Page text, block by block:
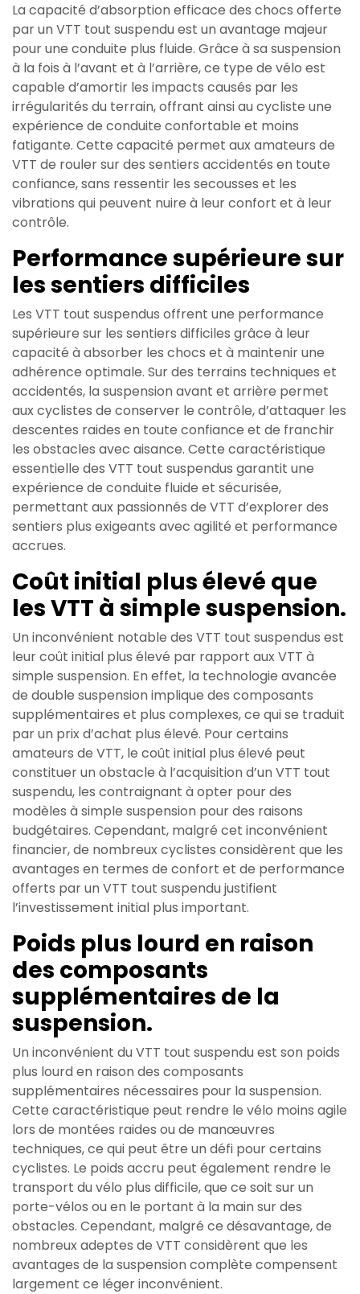
La capacité d’absorption efficace des chocs offerte
par un VTT tout suspendu est un avantage majeur
pour une conduite plus fluide. Grâce à sa suspension
à la fois à l’avant et à l’arrière, ce type de vélo est
capable d’amortir les impacts causés par les
irrégularités du terrain, offrant ainsi au cycliste une
expérience de conduite confortable et moins
fatigante. Cette capacité permet aux amateurs de
VTT de rouler sur des sentiers accidentés en toute
confiance, sans ressentir les secousses et les
vibrations qui peuvent nuire à leur confort et à leur
contrôle.
Performance supérieure sur
les sentiers difficiles
Les VTT tout suspendus offrent une performance
supérieure sur les sentiers difficiles grâce à leur
capacité à absorber les chocs et à maintenir une
adhérence optimale. Sur des terrains techniques et
accidentés, la suspension avant et arrière permet
aux cyclistes de conserver le contrôle, d’attaquer les
descentes raides en toute confiance et de franchir
les obstacles avec aisance. Cette caractéristique
essentielle des VTT tout suspendus garantit une
expérience de conduite fluide et sécurisée,
permettant aux passionnés de VTT d’explorer des
sentiers plus exigeants avec agilité et performance
accrues.
Coût initial plus élevé que
les VTT à simple suspension.
Un inconvénient notable des VTT tout suspendus est
leur coût initial plus élevé par rapport aux VTT à
simple suspension. En effet, la technologie avancée
de double suspension implique des composants
supplémentaires et plus complexes, ce qui se traduit
par un prix d’achat plus élevé. Pour certains
amateurs de VTT, le coût initial plus élevé peut
constituer un obstacle à l’acquisition d’un VTT tout
suspendu, les contraignant à opter pour des
modèles à simple suspension pour des raisons
budgétaires. Cependant, malgré cet inconvénient
financier, de nombreux cyclistes considèrent que les
avantages en termes de confort et de performance
offerts par un VTT tout suspendu justifient
l’investissement initial plus important.
Poids plus lourd en raison
des composants
supplémentaires de la
suspension.
Un inconvénient du VTT tout suspendu est son poids
plus lourd en raison des composants
supplémentaires nécessaires pour la suspension.
Cette caractéristique peut rendre le vélo moins agile
lors de montées raides ou de manœuvres
techniques, ce qui peut être un défi pour certains
cyclistes. Le poids accru peut également rendre le
transport du vélo plus difficile, que ce soit sur un
porte-vélos ou en le portant à la main sur des
obstacles. Cependant, malgré ce désavantage, de
nombreux adeptes de VTT considèrent que les
avantages de la suspension complète compensent
largement ce léger inconvénient.